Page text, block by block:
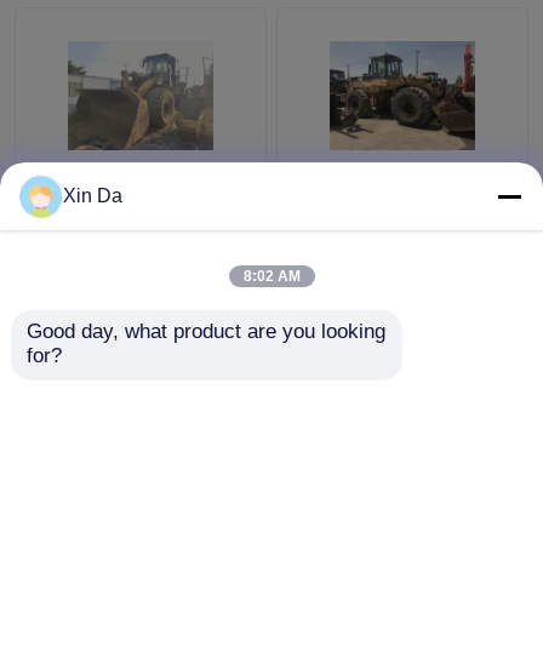
Vordere der Katzen-
966 Verschiebungs-
3306 Maschinen-
220HP 6
Xin Da
8:02 AM
Good day, what product are you looking
for?